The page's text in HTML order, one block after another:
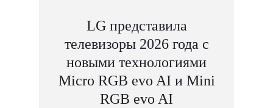
LG представила
телевизоры 2026 года с
новыми технологиями
Micro RGB evo AI и Mini
RGB evo AI